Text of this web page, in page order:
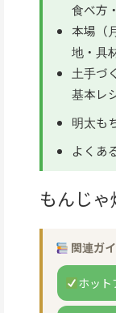
食べ方
本場（
地・具
土手づ
基本レ
明太も
よくあ
もんじ
関連ガ
ホット